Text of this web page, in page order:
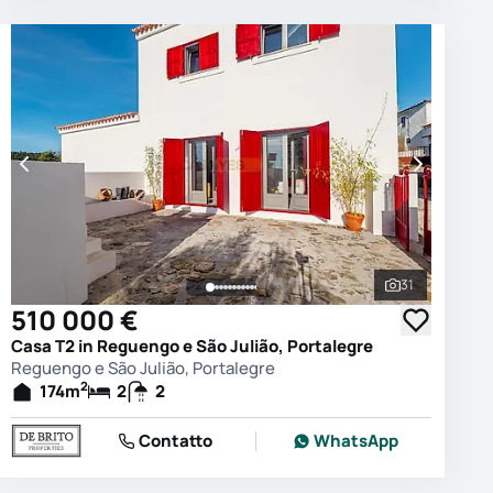
foto Vedi tutte le
31
510 000 €
Casa T2 in Reguengo e São Julião, Portalegre
Reguengo e São Julião, Portalegre
174m2 2 2
Contatto WhatsApp